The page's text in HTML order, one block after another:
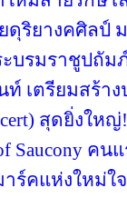
ดุริยางคศิลป์
บรมราชูปถัม
เตรียมสร้า
สุดยิ่งใ
Saucony ค
าร์คแห่งใหม่